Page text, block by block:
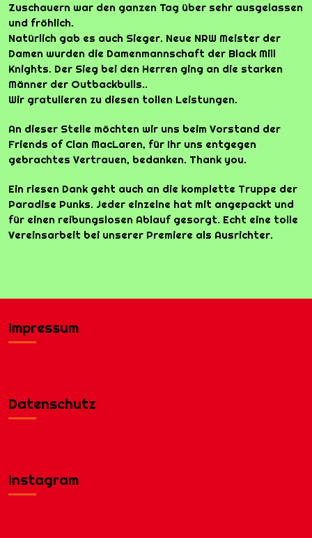
Zuschauern war den ganzen Tag über sehr ausgelassen
und fröhlich.
Natürlich gab es auch Sieger. Neue NRW Meister der
Damen wurden die Damenmannschaft der Black Mill
Knights. Der Sieg bei den Herren ging an die starken
Männer der Outbackbulls..
Wir gratulieren zu diesen tollen Leistungen.
An dieser Stelle möchten wir uns beim Vorstand der
Friends of Clan MacLaren, für Ihr uns entgegen
gebrachtes Vertrauen, bedanken. Thank you.
Ein riesen Dank geht auch an die komplette Truppe der
Paradise Punks. Jeder einzelne hat mit angepackt und
für einen reibungslosen Ablauf gesorgt. Echt eine tolle
Vereinsarbeit bei unserer Premiere als Ausrichter.
Impressum
Datenschutz
Instagram